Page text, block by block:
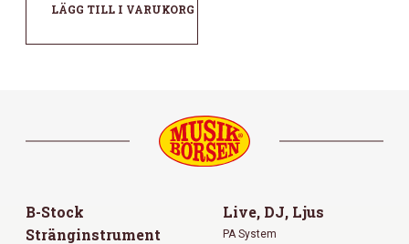
LÄGG TILL I VARUKORG
B-Stock
Stränginstrument
Live, DJ, Ljus
PA System